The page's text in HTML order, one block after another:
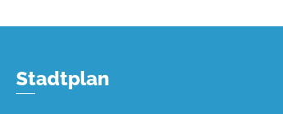
Stadtplan